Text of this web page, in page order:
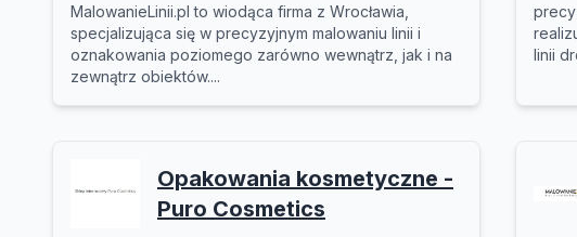
MalowanieLinii.pl to wiodąca firma z Wrocławia,
specjalizująca się w precyzyjnym malowaniu linii i
oznakowania poziomego zarówno wewnątrz, jak i na
zewnątrz obiektów....
linii
Opakowania kosmetyczne -
Puro Cosmetics